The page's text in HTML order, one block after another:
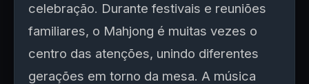
celebração. Durante festivais e reuniões
familiares, o Mahjong é muitas vezes o
centro das atenções, unindo diferentes
gerações em torno da mesa. A música